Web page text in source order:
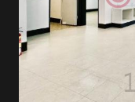
2026 台北降價好屋限量
2026 台中降價好屋限量釋